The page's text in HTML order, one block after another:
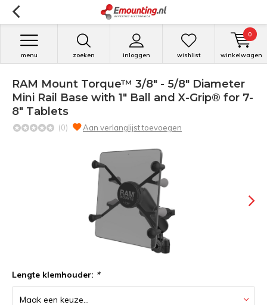
zoeken inloggen
menu wishlist winkelwagen
0
RAM Mount Torque™ 3/8" - 5/8" Diameter
Mini Rail Base with 1" Ball and X-Grip® for 7-
8" Tablets
(0) Aan verlanglijst toevoegen
Lengte klemhouder: *